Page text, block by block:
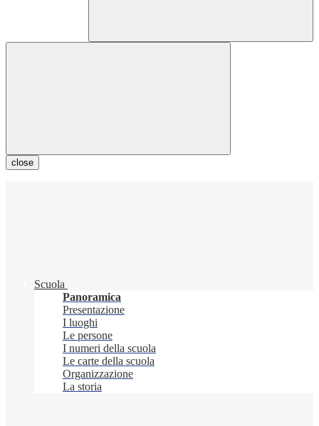
close
Scuola
Panoramica
Presentazione
I luoghi
Le persone
I numeri della scuola
Le carte della scuola
Organizzazione
La storia